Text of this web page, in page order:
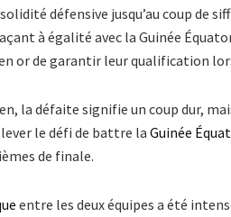
défensive jusqu’au coup de
à égalité avec la Guinée
or de garantir leur qualification
la défaite signifie un coup dur,
le défi de battre la Guinée
de finale.
entre les deux équipes a été